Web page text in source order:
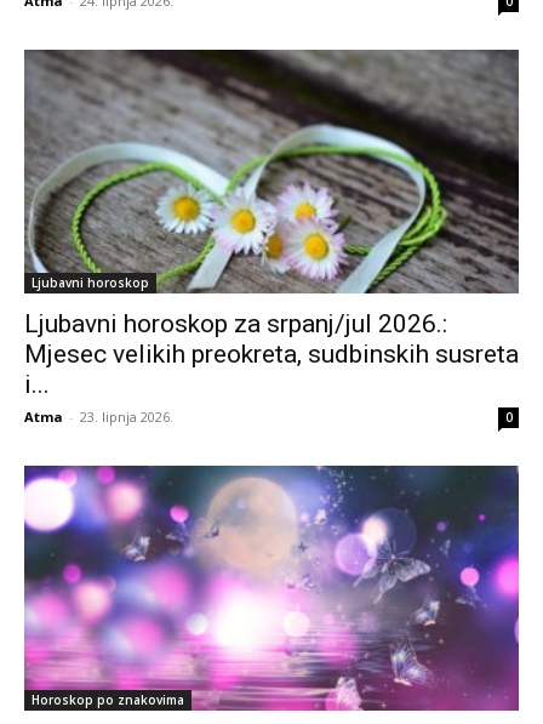
Ljubavni horoskop
Ljubavni horoskop za srpanj/jul 2026.:
Mjesec velikih preokreta, sudbinskih susreta
i...
Atma - 23. lipnja 2026. 0
Horoskop po znakovima